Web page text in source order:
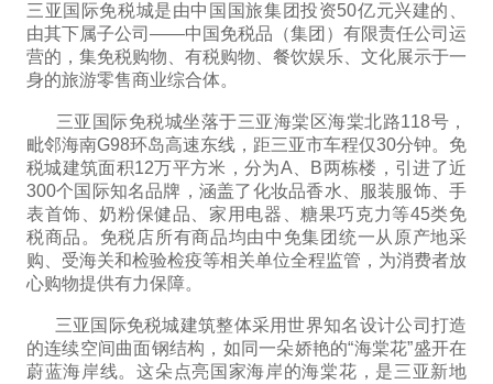
三亚国际免税城是由中国国旅集团投资50亿元兴建的、
由其下属子公司——中国免税品（集团）有限责任公司运
营的，集免税购物、有税购物、餐饮娱乐、文化展示于一
身的旅游零售商业综合体。
三亚国际免税城坐落于三亚海棠区海棠北路118号，
毗邻海南G98环岛高速东线，距三亚市车程仅30分钟。免
税城建筑面积12万平方米，分为A、B两栋楼，引进了近
300个国际知名品牌，涵盖了化妆品香水、服装服饰、手
表首饰、奶粉保健品、家用电器、糖果巧克力等45类免
税商品。免税店所有商品均由中免集团统一从原产地采
购、受海关和检验检疫等相关单位全程监管，为消费者放
心购物提供有力保障。
三亚国际免税城建筑整体采用世界知名设计公司打造
的连续空间曲面钢结构，如同一朵娇艳的“海棠花”盛开在
蔚蓝海岸线。这朵点亮国家海岸的海棠花，是三亚新地